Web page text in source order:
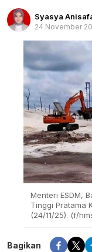
Syasya
24 November
Menteri ESDM,
Tinggi Pratama
(24/11/25). (f/
Bagikan